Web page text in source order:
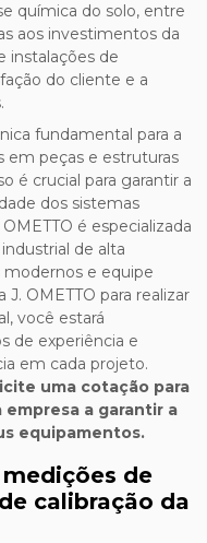
química do solo, entre
aos investimentos da
instalações de
do cliente e a
fundamental para a
em peças e estruturas
é crucial para garantir a
dos sistemas
é especializada
de alta
e equipe
OMETTO para realizar
você estará
de experiência e
em cada projeto.
uma cotação para
a garantir a
equipamentos.
de
calibração da